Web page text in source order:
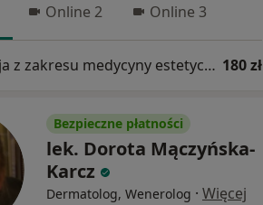
Online 2 Online 3
Konsultacja z zakresu medycyny estetycznej 180 zł
Bezpieczne płatności
lek. Dorota Mączyńska-
Karcz
Dermatolog, Wenerolog · Więcej